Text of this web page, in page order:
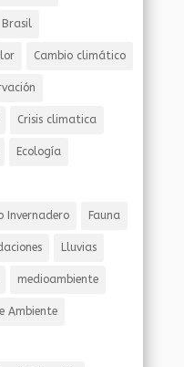
Brasil
Cambio climático
Crisis climatica
Ecología
Invernadero Fauna
Lluvias
medioambiente
Ambiente